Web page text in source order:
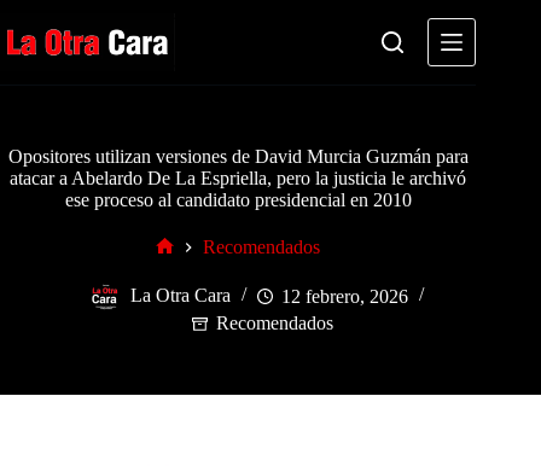
al
contenido
Opositores utilizan versiones de David Murcia Guzmán para
atacar a Abelardo De La Espriella, pero la justicia le archivó
ese proceso al candidato presidencial en 2010
Recomendados
La Otra Cara
12 febrero, 2026
Recomendados